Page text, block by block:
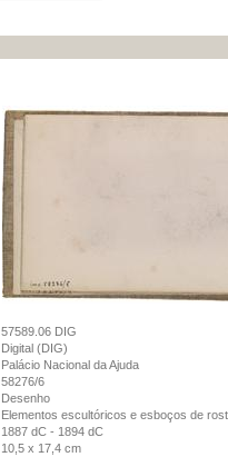
57589.06 DIG
Digital (DIG)
Palácio Nacional da Ajuda
58276/6
Desenho
Elementos escultóricos e esboços de
1887 dC - 1894 dC
10,5 x 17,4 cm